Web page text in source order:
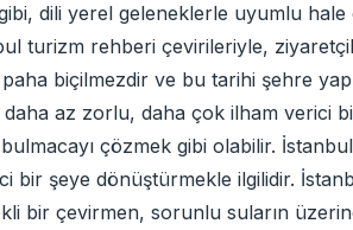
dili yerel geleneklerle uyumlu hale
turizm rehberi çevirileriyle,
biçilmezdir ve bu tarihi şehre
az zorlu, daha çok ilham verici
çözmek gibi olabilir.
şeye dönüştürmekle ilgilidir.
bir çevirmen, sorunlu suların